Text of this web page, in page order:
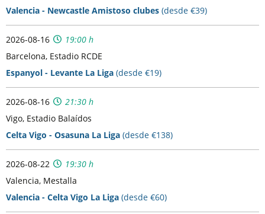
Valencia - Newcastle Amistoso clubes (desde €39)
2026-08-16
19:00 h
Barcelona, Estadio RCDE
Espanyol - Levante La Liga (desde €19)
2026-08-16
21:30 h
Vigo, Estadio Balaídos
Celta Vigo - Osasuna La Liga (desde €138)
2026-08-22
19:30 h
Valencia, Mestalla
Valencia - Celta Vigo La Liga (desde €60)